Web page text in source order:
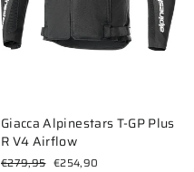
Giacca Alpinestars T-GP Plus
R V4 Airflow
Prezzo
€279,95 Prezzo
€254,90